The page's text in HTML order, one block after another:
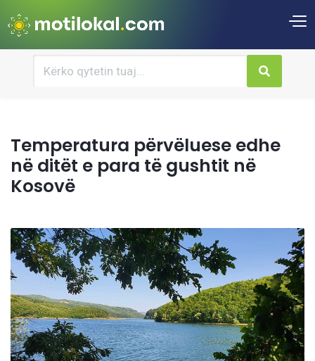
Temperatura përvëluese edhe
në ditët e para të gushtit në
Kosovë